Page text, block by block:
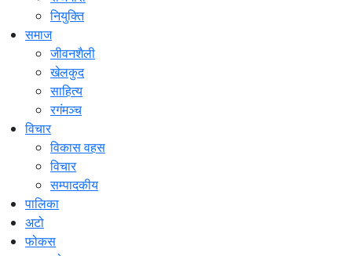
नियुक्ति
समाज
जीवनशैली
खेलकुद
साहित्य
रगंमञ्च
विचार
विकास वहस
विचार
सम्पादकीय
पालिका
अटो
फोकस